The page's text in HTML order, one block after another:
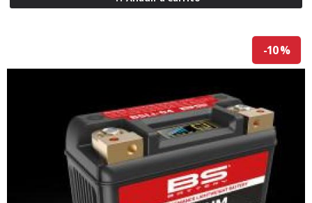
-10 %